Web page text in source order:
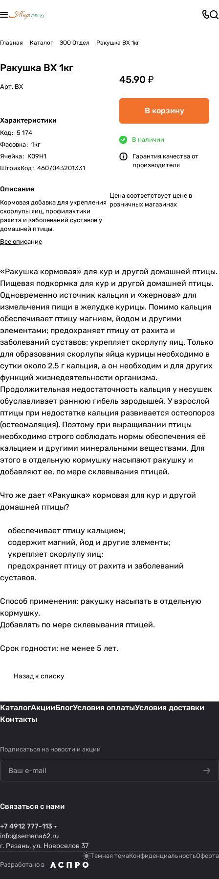
Главная Каталог ЗОО Отдел Ракушка ВХ 1кг
Ракушка ВХ 1кг
Арт. ВХ
Характеристики
Код: 5 174
Фасовка: 1кг
Ячейка: К09Н1
ШтрихКод: 4607043201331
Описание
Кормовая добавка для укрепления
скорлупы яиц, профилактики
рахита и заболеваний суставов у
домашней птицы.
Все описание
45.90 ₽
В корзину
В наличии
Гарантия качества от
производителя
Цена соответствует цене в
розничных магазинах
«Ракушка кормовая» для кур и другой домашней птицы.
Пищевая подкормка для кур и другой домашней птицы.
Одновременно источник кальция и «жернова» для
измельчения пищи в желудке курицы. Помимо кальция
обеспечивает птицу магнием, йодом и другими
элементами; предохраняет птицу от рахита и
заболеваний суставов; укрепляет скорлупу яиц. Только
для образования скорлупы яйца курицы необходимо в
сутки около 2,5 г кальция, а он необходим и для других
функций жизнедеятельности организма.
Продолжительная недостаточность кальция у несушек
обуславливает раннюю гибель зародышей. У взрослой
птицы при недостатке кальция развивается остеопороз
(остеомаляция). Поэтому при выращивании птицы
необходимо строго соблюдать нормы обеспечения её
кальцием и другими минеральными веществами. Для
этого в отдельную кормушку насыпают ракушку и
добавляют ее, по мере склевывания птицей.
Что же дает «Ракушка» кормовая для кур и другой
домашней птицы?
обеспечивает птицу кальцием;
содержит магний, йод и другие элементы;
укрепляет скорлупу яиц;
предохраняет птицу от рахита и заболеваний
суставов.
Способ применения: ракушку насыпать в отдельную
кормушку.
Добавлять по мере склевывания птицей.
Срок годности: не менее 5 лет.
Назад к списку
КаталогАкцииБлогУсловия оплатыУсловия доставки
Контакты
Подписаться на новости и акции
Связаться с нами
+7 4912 777-113
info@semena62.ru
г. Рязань, ул. Новоселов 37
Темная темаКонфиденциальностьОферта
Разработано в